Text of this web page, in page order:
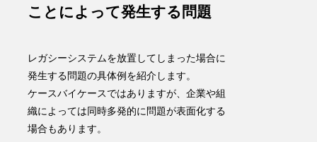
ことによって発生する問題
レガシーシステムを放置してしまった場合に
発生する問題の具体例を紹介します。
ケースバイケースではありますが、企業や組
織によっては同時多発的に問題が表面化する
場合もあります。